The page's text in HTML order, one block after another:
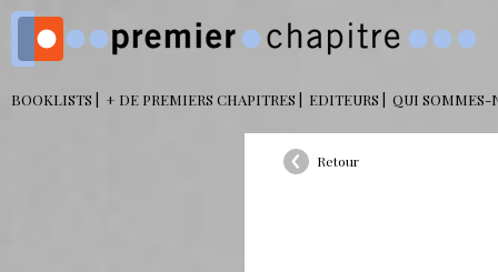
BOOKLISTS + DE PREMIERS CHAPITRES EDITEURS QUI SOMMES-
Retour